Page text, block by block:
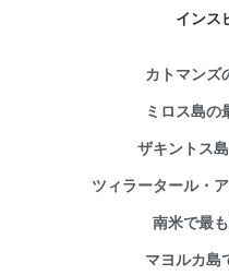
インス
カトマンズ
ミロス島の
ザキントス
ツィラータール・
南米で最
マヨルカ島